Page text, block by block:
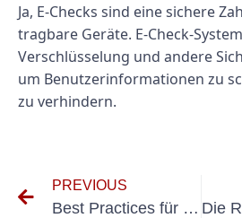
Ja, E-Checks sind eine sichere
tragbare Geräte. E-Check-
Verschlüsselung und andere
um Benutzerinformationen zu
zu verhindern.
PREVIOUS
Best Practices für die Umsetzung von DIN VDE-Elektroinstallationen